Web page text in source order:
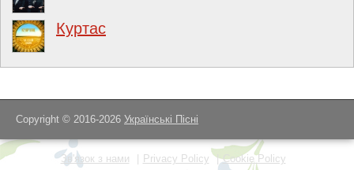
Куртас
Copyright © 2016-2026 Українські Пісні
Зв'язок з нами Privacy Policy Cookie Policy